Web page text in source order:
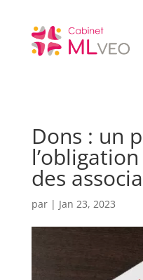
Dons : un
des
par | Jan 23, 2023